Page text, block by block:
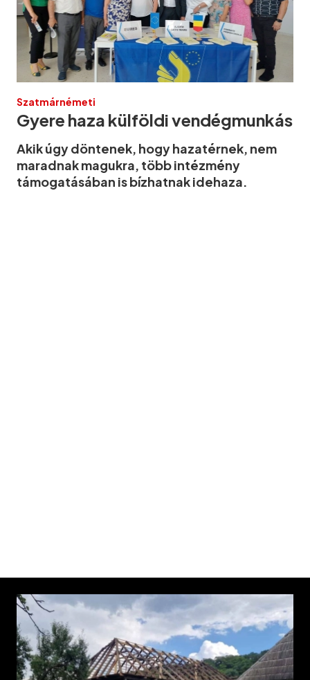
Szatmárnémeti
Gyere haza külföldi vendégmunkás
Akik úgy döntenek, hogy hazatérnek, nem
maradnak magukra, több intézmény
támogatásában is bízhatnak idehaza.